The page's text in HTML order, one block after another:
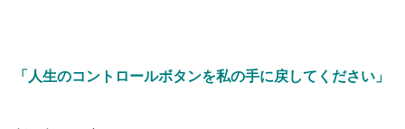
「人生のコントロールボタンを私の手に戻してください」